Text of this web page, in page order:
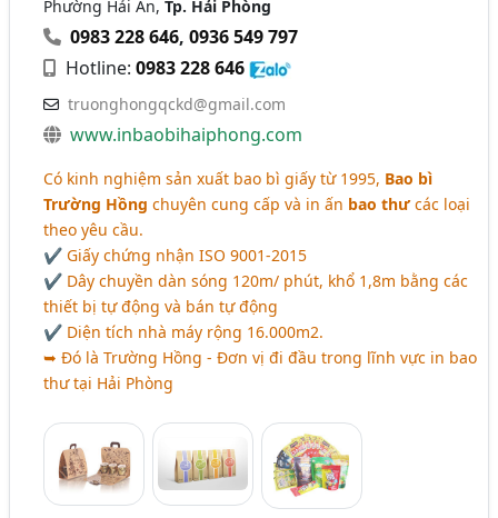
Phường Hải An,Tp. Hải Phòng
0983 228 646,0936 549 797
Hotline:0983 228 646
truonghongqckd@gmail.com
www.inbaobihaiphong.com
Có kinh nghiệm sản xuất bao bì giấy từ 1995, Bao bì
Trường Hồng chuyên cung cấp và in ấn bao thưcác loại
theo yêu cầu.
✔ Giấy chứng nhận ISO 9001-2015
✔ Dây chuyền dàn sóng 120m/ phút, khổ 1,8m bằng các
thiết bị tự động và bán tự động
✔ Diện tích nhà máy rộng 16.000m2.
➥ Đó là Trường Hồng - Đơn vị đi đầu trong lĩnh vực in bao
thư tại Hải Phòng